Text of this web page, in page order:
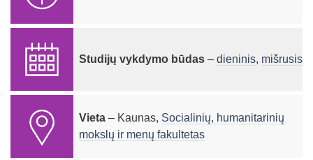
Studijų vykdymo būdas – dieninis, mišrusis
Vieta – Kaunas, Socialinių, humanitarinių
mokslų ir menų fakultetas